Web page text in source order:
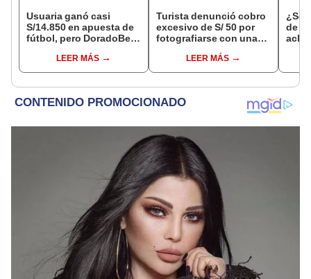
Usuaria ganó casi
S/14.850 en apuesta de
fútbol, pero DoradoBet
Indecopi multó a la
empresa con más de S/
LEER MÁS
Turista denunció cobro
excesivo de S/ 50 por
fotografiarse con una
Serenazgo recuperó el
dinero
LEER MÁS
¿Se
de